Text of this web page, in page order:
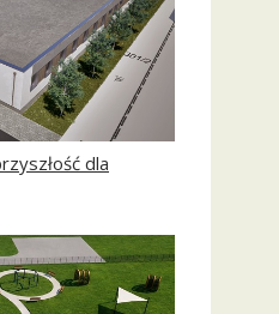
dla